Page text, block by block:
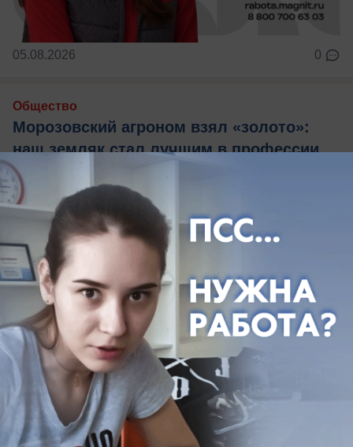
05.08.2026 0
Общество
Морозовский агроном взял «золото»:
наш земляк стал лучшим в профессии
на Дону
11 лет в поле